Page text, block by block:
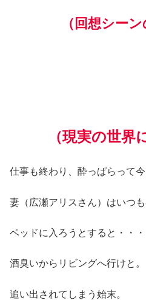
（回想シーン
（現実の世界
仕事も終わり、酔っぱらって
妻（広瀬アリスさん）はいつ
ベッドに入ろうとすると・・・
酒臭いからリビングへ行けと。
追い出されてしまう始末。